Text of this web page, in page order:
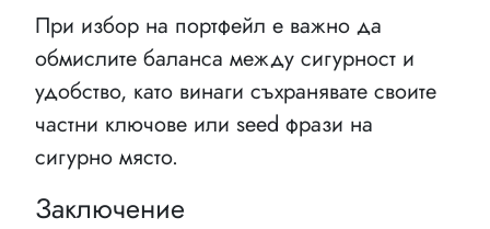
При избор на портфейл е важно да
обмислите баланса между сигурност и
удобство, като винаги съхранявате своите
частни ключове или seed фрази на
сигурно място.
Заключение